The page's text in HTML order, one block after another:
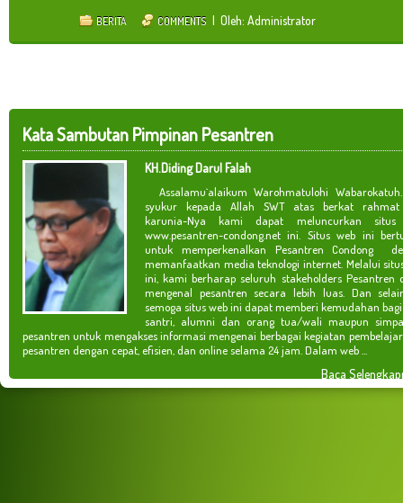
BERITA COMMENTS | Oleh: Administrator
Kata Sambutan Pimpinan Pesantren
KH.Diding Darul Falah
Assalamu`alaikum Warohmatulohi
syukur kepada Allah SWT atas berkat
karunia-Nya kami dapat meluncurkan situs
www.pesantren-condong.net ini. Situs web ini
untuk memperkenalkan Pesantren Condong
memanfaatkan media teknologi internet. Melalui
ini, kami berharap seluruh stakeholders Pesantren
mengenal pesantren secara lebih luas. Dan
semoga situs web ini dapat memberi kemudahan
santri, alumni dan orang tua/wali maupun
pesantren untuk mengakses informasi mengenai berbagai kegiatan
pesantren dengan cepat, efisien, dan online selama 24 jam. Dalam web ...
Baca